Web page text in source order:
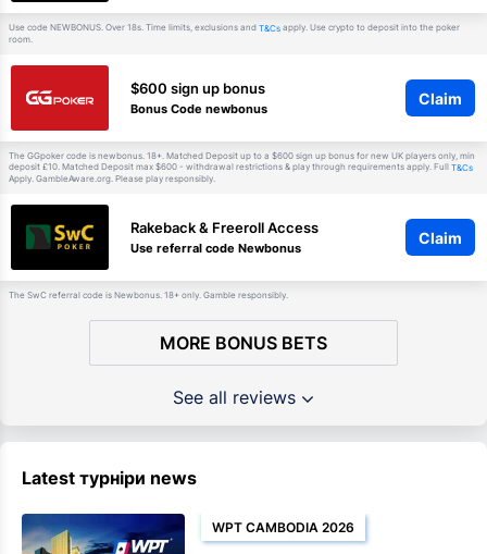
Use code NEWBONUS. Over 18s. Time limits, exclusions and T&Cs apply. Use crypto to deposit into the poker
room.
$600 sign up bonus
Bonus Code newbonus
Claim
The GGpoker code is newbonus. 18+. Matched Deposit up to a $600 sign up bonus for new UK players only, min
deposit £10. Matched Deposit max $600 - withdrawal restrictions & play through requirements apply. Full T&Cs
Apply. GambleAware.org. Please play responsibly.
Rakeback & Freeroll Access
Use referral code Newbonus
Claim
The SwC referral code is Newbonus. 18+ only. Gamble responsibly.
MORE BONUS BETS
See all reviews
Latest турніри news
WPT CAMBODIA 2026